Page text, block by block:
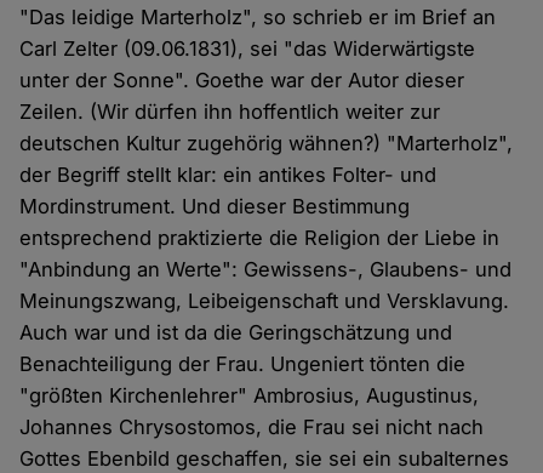
"Das leidige Marterholz", so schrieb er im Brief an
Carl Zelter (09.06.1831), sei "das Widerwärtigste
unter der Sonne". Goethe war der Autor dieser
Zeilen. (Wir dürfen ihn hoffentlich weiter zur
deutschen Kultur zugehörig wähnen?) "Marterholz",
der Begriff stellt klar: ein antikes Folter- und
Mordinstrument. Und dieser Bestimmung
entsprechend praktizierte die Religion der Liebe in
"Anbindung an Werte": Gewissens-, Glaubens- und
Meinungszwang, Leibeigenschaft und Versklavung.
Auch war und ist da die Geringschätzung und
Benachteiligung der Frau. Ungeniert tönten die
"größten Kirchenlehrer" Ambrosius, Augustinus,
Johannes Chrysostomos, die Frau sei nicht nach
Gottes Ebenbild geschaffen, sie sei ein subalternes